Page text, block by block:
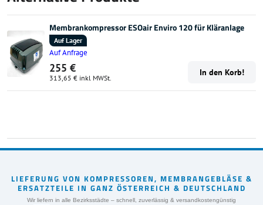
Membrankompressor ESOair Enviro 120 für Kläranlage
Auf Lager
Auf Anfrage
255 €
313,65 € inkl MWSt.
In den Korb!
LIEFERUNG VON KOMPRESSOREN, MEMBRANGEBLÄSE &
ERSATZTEILE IN GANZ ÖSTERREICH & DEUTSCHLAND
Wir liefern in alle Bezirksstädte – schnell, zuverlässig & versandkostengünstig